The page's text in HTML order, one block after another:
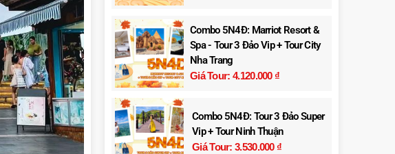
Combo 5N4Đ: Marriot Resort &
Spa - Tour 3 Đảo Vip + Tour City
Nha Trang
Giá Tour: 4.120.000 ₫
Combo 5N4Đ: Tour 3 Đảo Super
Vip + Tour Ninh Thuận
Giá Tour: 3.530.000 ₫